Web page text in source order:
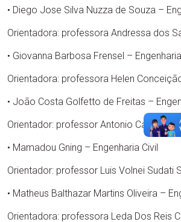
• Diego Jose Silva Nuzza de Souza –
Orientadora: professora Andressa dos
• Giovanna Barbosa Frensel –
Orientadora: professora Helen
• João Costa Golfetto de Freitas –
Orientador: professor Antonio Carlos
• Mamadou Gning – Engenharia Civil
Orientador: professor Luis Volnei Sudati
• Matheus Balthazar Martins Oliveira –
Orientadora: professora Leda Dos Reis